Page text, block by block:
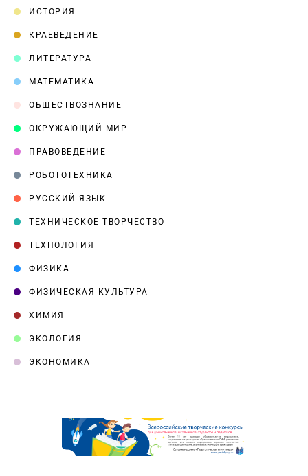
ИСТОРИЯ
КРАЕВЕДЕНИЕ
ЛИТЕРАТУРА
МАТЕМАТИКА
ОБЩЕСТВОЗНАНИЕ
ОКРУЖАЮЩИЙ МИР
ПРАВОВЕДЕНИЕ
РОБОТОТЕХНИКА
РУССКИЙ ЯЗЫК
ТЕХНИЧЕСКОЕ ТВОРЧЕСТВО
ТЕХНОЛОГИЯ
ФИЗИКА
ФИЗИЧЕСКАЯ КУЛЬТУРА
ХИМИЯ
ЭКОЛОГИЯ
ЭКОНОМИКА